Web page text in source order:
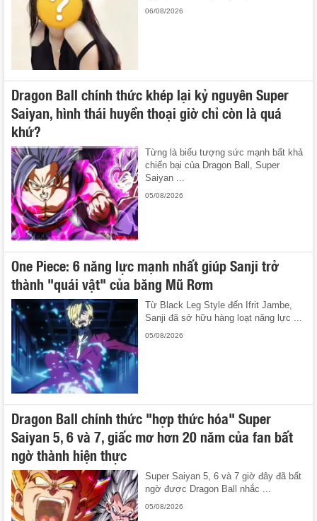
06/08/2026
Dragon Ball chính thức khép lại kỷ nguyên Super
Saiyan, hình thái huyền thoại giờ chỉ còn là quá
khứ?
Từng là biểu tượng sức mạnh bất khả
chiến bại của Dragon Ball, Super
Saiyan ...
05/08/2026
One Piece: 6 năng lực mạnh nhất giúp Sanji trở
thành "quái vật" của băng Mũ Rơm
Từ Black Leg Style đến Ifrit Jambe,
Sanji đã sở hữu hàng loạt năng lực ...
05/08/2026
Dragon Ball chính thức "hợp thức hóa" Super
Saiyan 5, 6 và 7, giấc mơ hơn 20 năm của fan bất
ngờ thành hiện thực
Super Saiyan 5, 6 và 7 giờ đây đã bất
ngờ được Dragon Ball nhắc ...
05/08/2026